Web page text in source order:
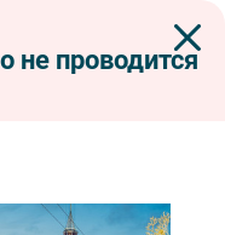
стояли
не проводится